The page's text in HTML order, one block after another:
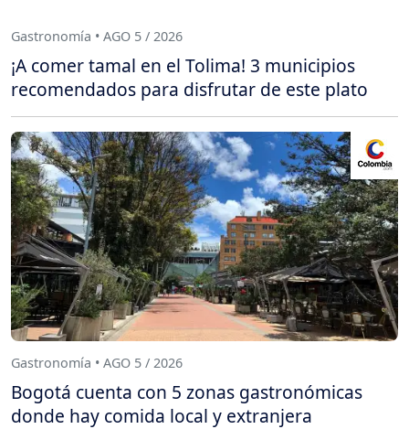
Gastronomía • AGO 5 / 2026
¡A comer tamal en el Tolima! 3 municipios
recomendados para disfrutar de este plato
Gastronomía • AGO 5 / 2026
Bogotá cuenta con 5 zonas gastronómicas
donde hay comida local y extranjera